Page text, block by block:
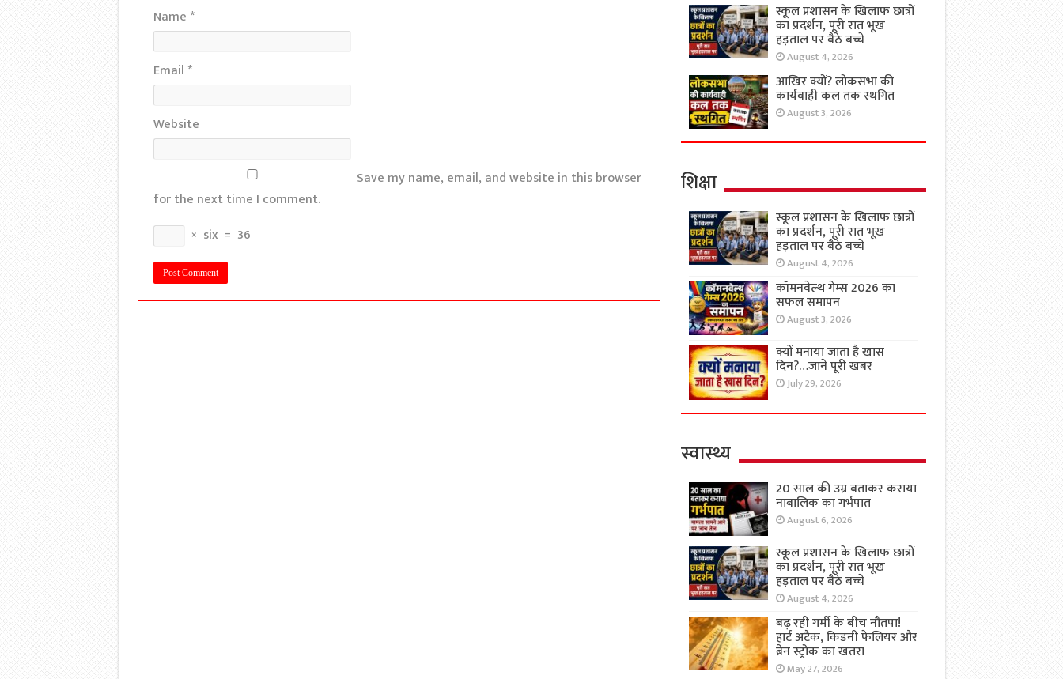
Name *
Email *
Website
Save my name, email, and website in this browser
for the next time I comment.
× six = 36
स्कूल प्रशासन के खिलाफ छात्रों
का प्रदर्शन, पूरी रात भूख
हड़ताल पर बैठे बच्चे
August 4, 2026
आखिर क्यों? लोकसभा की
कार्यवाही कल तक स्थगित
August 3, 2026
शिक्षा
स्कूल प्रशासन के खिलाफ छात्रों
का प्रदर्शन, पूरी रात भूख
हड़ताल पर बैठे बच्चे
August 4, 2026
कॉमनवेल्थ गेम्स 2026 का
सफल समापन
August 3, 2026
क्यों मनाया जाता है खास
दिन?…जाने पूरी खबर
July 29, 2026
स्वास्थ्य
20 साल की उम्र बताकर कराया
नाबालिक का गर्भपात
August 6, 2026
स्कूल प्रशासन के खिलाफ छात्रों
का प्रदर्शन, पूरी रात भूख
हड़ताल पर बैठे बच्चे
August 4, 2026
बढ़ रही गर्मी के बीच नौतपा!
हार्ट अटैक, किडनी फेलियर और
ब्रेन स्ट्रोक का खतरा
May 27, 2026